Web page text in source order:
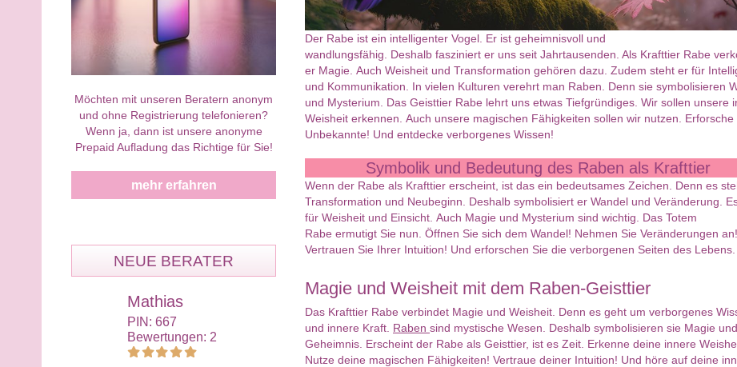
Möchten mit unseren Beratern anonym
und ohne Registrierung telefonieren?
Wenn ja, dann ist unsere anonyme
Prepaid Aufladung das Richtige für Sie!
mehr erfahren
NEUE BERATER
Mathias
PIN: 667
Bewertungen: 2
Marcela
PIN: 494
Bewertungen: 2
PIN: 482
Bewertungen: 0
Der Rabe ist ein intelligenter Vogel. Er ist geheimnisvoll und
wandlungsfähig. Deshalb fasziniert er uns seit Jahrtausenden. Als Krafttier Rabe
er Magie. Auch Weisheit und Transformation gehören dazu. Zudem steht er für
und Kommunikation. In vielen Kulturen verehrt man Raben. Denn sie symbolisieren
und Mysterium. Das Geisttier Rabe lehrt uns etwas Tiefgründiges. Wir sollen unsere
Weisheit erkennen. Auch unsere magischen Fähigkeiten sollen wir nutzen. Erforsche
Unbekannte! Und entdecke verborgenes Wissen!
Symbolik und Bedeutung des Raben als Krafttier
Wenn der Rabe als Krafttier erscheint, ist das ein bedeutsames Zeichen. Denn es
Transformation und Neubeginn. Deshalb symbolisiert er Wandel und Veränderung.
für Weisheit und Einsicht. Auch Magie und Mysterium sind wichtig. Das Totem
Rabe ermutigt Sie nun. Öffnen Sie sich dem Wandel! Nehmen Sie Veränderungen an!
Vertrauen Sie Ihrer Intuition! Und erforschen Sie die verborgenen Seiten des Lebens.
Magie und Weisheit mit dem Raben-Geisttier
Das Krafttier Rabe verbindet Magie und Weisheit. Denn es geht um verborgenes
und innere Kraft. Raben sind mystische Wesen. Deshalb symbolisieren sie Magie und
Geheimnis. Erscheint der Rabe als Geisttier, ist es Zeit. Erkenne deine innere
Nutze deine magischen Fähigkeiten! Vertraue deiner Intuition! Und höre auf deine